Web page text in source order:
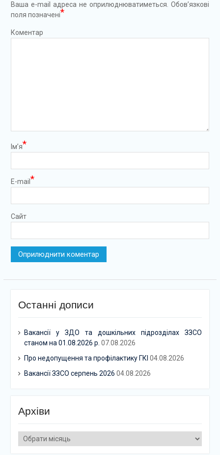
Ваша e-mail адреса не оприлюднюватиметься. Обов’язкові
поля позначені*
Коментар
Ім’я*
E-mail *
Сайт
Останні дописи
Вакансії у ЗДО та дошкільних підрозділах ЗЗСО
станом на 01.08.2026 р. 07.08.2026
Про недопущення та профілактику ГКІ 04.08.2026
Вакансії ЗЗСО серпень 2026 04.08.2026
Архіви
Архіви